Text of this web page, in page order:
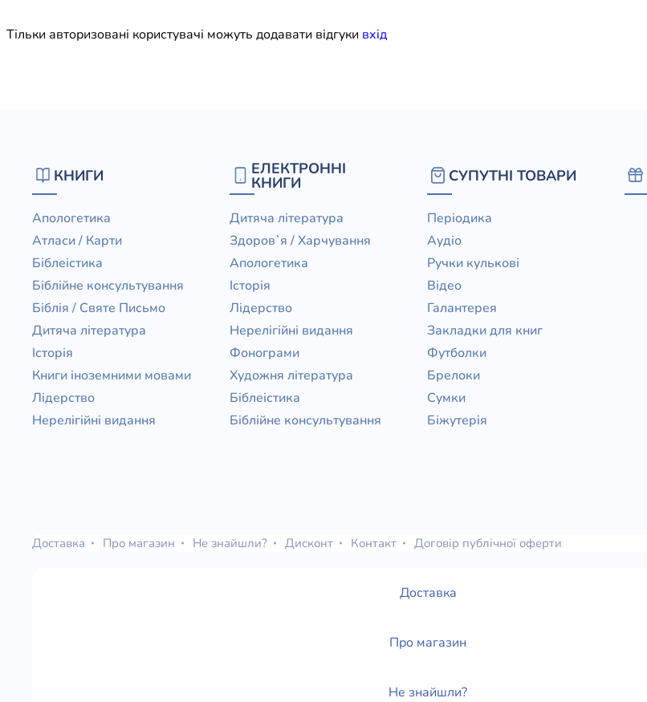
Художня література
Тільки авторизовані користувачі можуть додавати відгуки вхiд
КНИГИ
Апологетика
Атласи / Карти
Біблеістика
Біблійне консультування
Біблія / Святе Письмо
Дитяча література
Історія
Книги іноземними мовами
Лідерство
Нерелігійні видання
ЕЛЕКТРОННІ
КНИГИ
Дитяча література
Здоров`я / Харчування
Апологетика
Історія
Лідерство
Нерелігійні видання
Фонограми
Художня література
Біблеістика
Біблійне консультування
СУПУТНІ ТОВАРИ
Періодика
Аудіо
Ручки кулькові
Відео
Галантерея
Закладки для книг
Футболки
Брелоки
Сумки
Біжутерія
Доставка Про магазин Не знайшли? Дисконт Контакт Договір публічної оферти
Доставка
Про магазин
Не знайшли?